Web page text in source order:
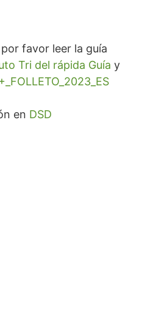
favor leer la guía
Tri del rápida Guía y
en DSD